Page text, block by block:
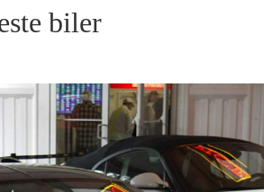
biler